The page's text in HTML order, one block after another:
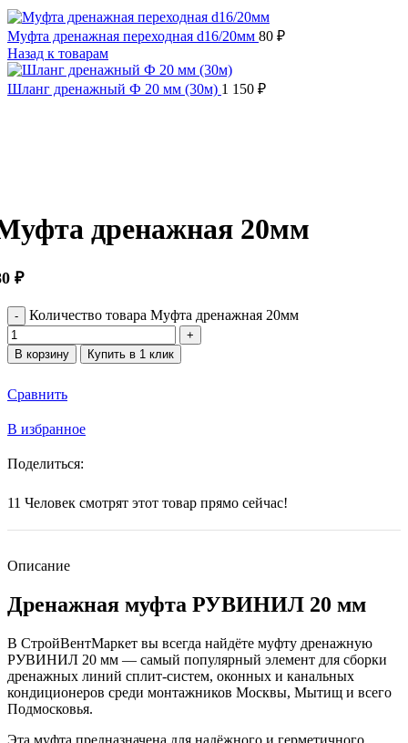
Муфта дренажная переходная d16/20мм 80 ₽
Назад к товарам
Шланг дренажный Ф 20 мм (30м) 1 150 ₽
дренажная 20мм
₽
Количество товара Муфта дренажная 20мм
В корзину Купить в 1 клик
Сравнить
В избранное
Поделиться:
11 Человек смотрят этот товар прямо сейчас!
Описание
Дренажная муфта РУВИНИЛ 20 мм
В СтройВентМаркет вы всегда найдёте муфту дренажную
РУВИНИЛ 20 мм — самый популярный элемент для сборки
дренажных линий сплит-систем, оконных и канальных
кондиционеров среди монтажников Москвы, Мытищ и всего
Подмосковья.
Эта муфта предназначена для надёжного и герметичного